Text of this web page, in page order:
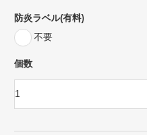
防炎ラベル(有料)
不要
個数